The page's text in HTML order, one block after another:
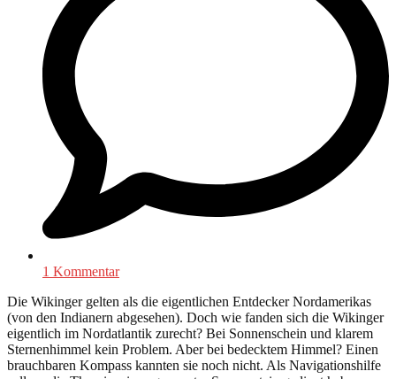
1 Kommentar
Die Wikinger gelten als die eigentlichen Entdecker Nordamerikas
(von den Indianern abgesehen). Doch wie fanden sich die Wikinger
eigentlich im Nordatlantik zurecht? Bei Sonnenschein und klarem
Sternenhimmel kein Problem. Aber bei bedecktem Himmel? Einen
brauchbaren Kompass kannten sie noch nicht. Als Navigationshilfe